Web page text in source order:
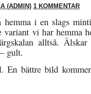
(ADMIN) 1 KOMMENTAR
hemma i en slags
vi har hemma
alltså.
gult.
En bättre bild